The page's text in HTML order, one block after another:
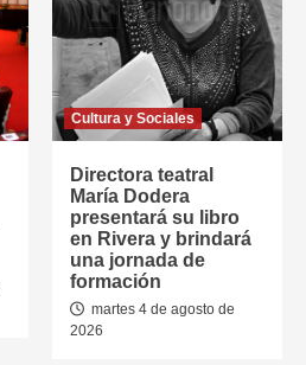
Cultura y Sociales
Directora teatral
María Dodera
presentará su libro
en Rivera y brindará
una jornada de
formación
martes 4 de agosto de
2026